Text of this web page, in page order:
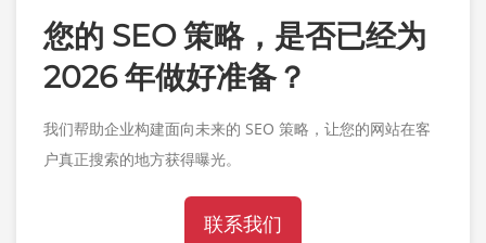
您的 SEO 策略，是否已经为
2026 年做好准备？
我们帮助企业构建面向未来的 SEO 策略，让您的网站在客
户真正搜索的地方获得曝光。
联系我们